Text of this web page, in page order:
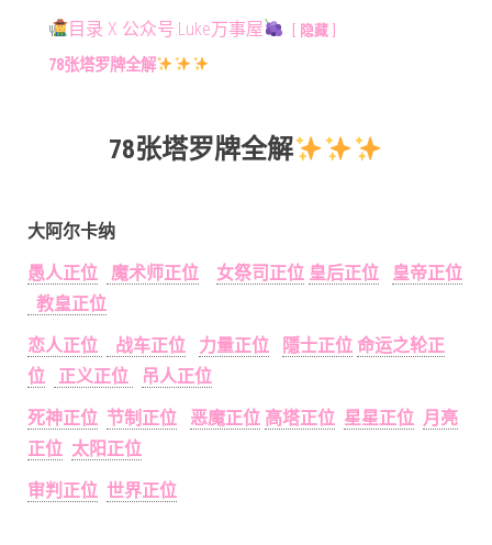
目录 X 公众号:Luke万事屋 隐藏
78张塔罗牌全解
78张塔罗牌全解
大阿尔卡纳
愚人正位
魔术师正位 女祭司正位 皇后正位
皇帝正位
教皇正位
恋人正位
战车正位 力量正位 隱士正位 命运之轮正
位
正义正位
吊人正位
死神正位 节制正位 恶魔正位 高塔正位 星星正位 月亮
正位 太阳正位
审判正位 世界正位